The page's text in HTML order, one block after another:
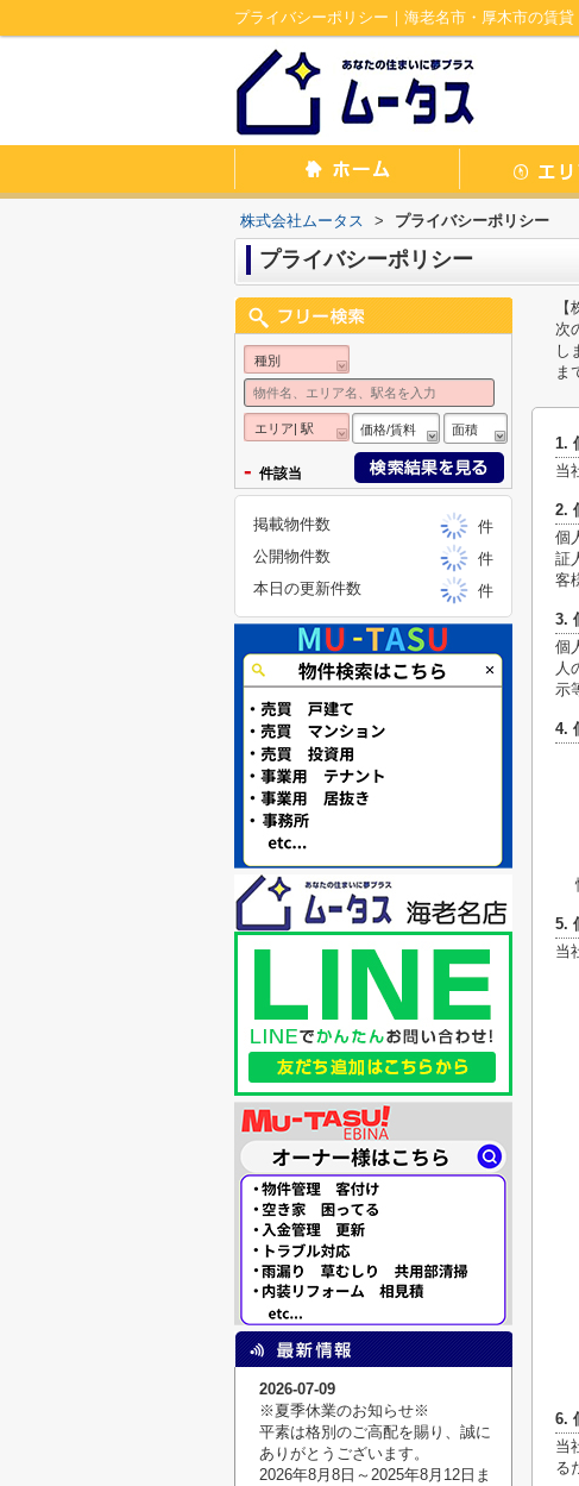
プライバシーポリシー｜海老名市・厚木市の賃
株式会社ムータス > プライバシーポリシー
プライバシーポリシー
次
し
ま
1.
当
2.
個
証
客
3.
個
人
示
4.
5.
当
6.
当
る
種別
エリア| 駅 価格/賃料 面積
- 件該当
掲載物件数
件
公開物件数
件
本日の更新件数
件
2026-07-09
※夏季休業のお知らせ※
平素は格別のご高配を賜り、誠に
ありがとうございます。
2026年8月8日～2025年8月12日ま